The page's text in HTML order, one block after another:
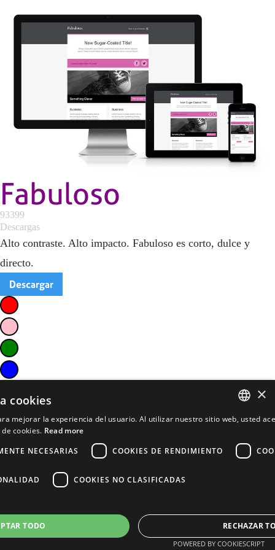
Fabuloso
93399
Descargas
Alto contraste. Alto impacto. Fabuloso es corto, dulce y
directo.
Descargar
FRENCH
×
cookies
mejorar la experiencia del usuario. Al utilizar nuestro sitio web, usted
cookies. Read more
NECESARIAS
COOKIES DE RENDIMIENTO
COOKIES NO CLASIFICADAS
TODO RECHAZAR
POWERED BY COOKIESCRIPT